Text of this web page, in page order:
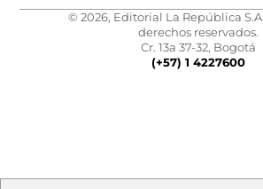
© 2026, Editorial La República
derechos reservados.
Cr. 13a 37-32, Bogotá
(+57) 1 4227600